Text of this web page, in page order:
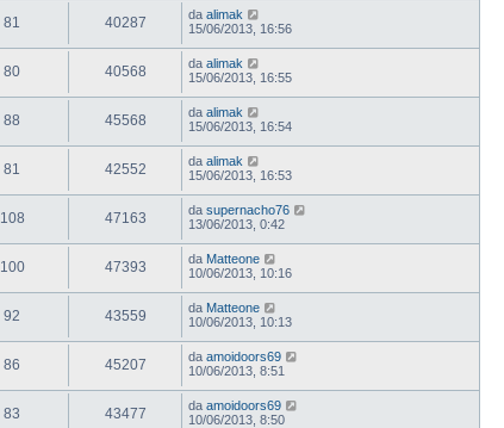
81 40287 da alimak
15/06/2013, 16:56
80 40568 da alimak
15/06/2013, 16:55
88 45568 da alimak
15/06/2013, 16:54
81 42552 da alimak
15/06/2013, 16:53
108 47163 da supernacho76
13/06/2013, 0:42
100 47393 da Matteone
10/06/2013, 10:16
92 43559 da Matteone
10/06/2013, 10:13
86 45207 da amoidoors69
10/06/2013, 8:51
83 43477 da amoidoors69
10/06/2013, 8:50